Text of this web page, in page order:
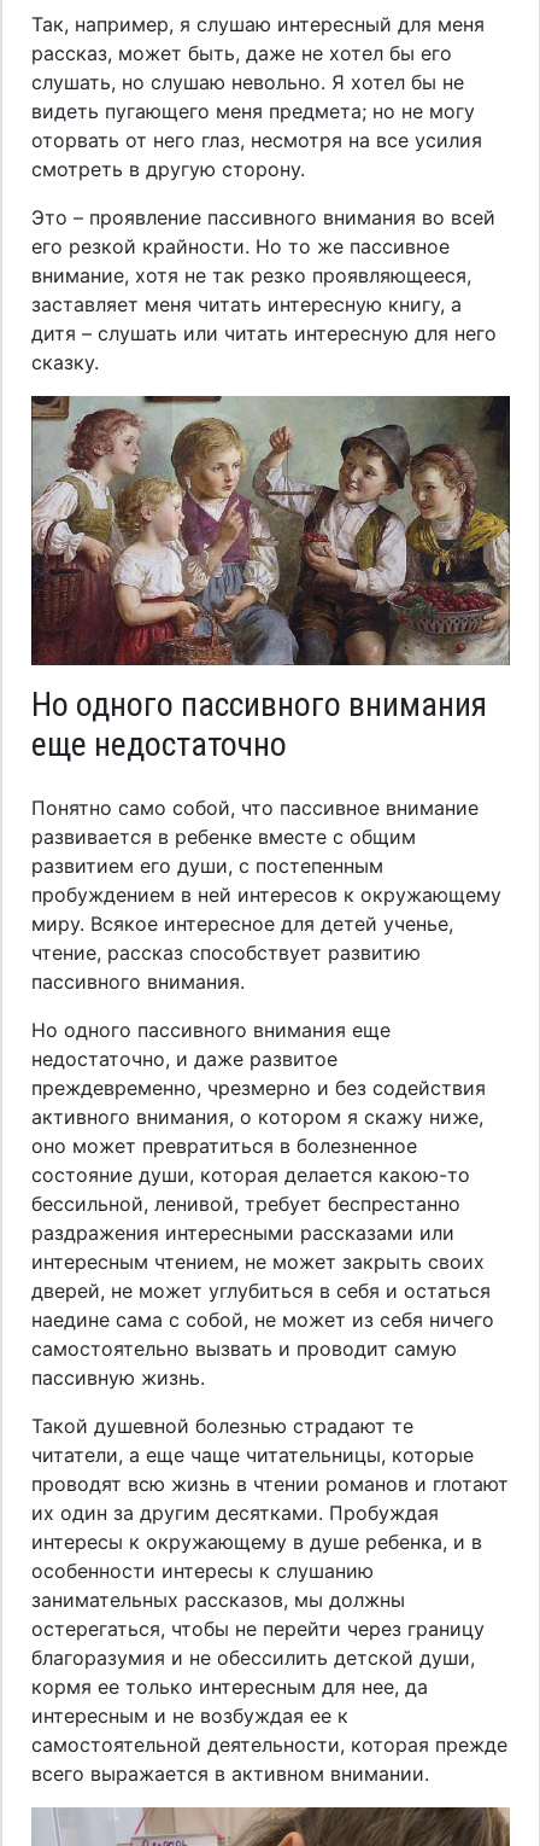
Так, например, я слушаю интересный для меня
рассказ, может быть, даже не хотел бы его
слушать, но слушаю невольно. Я хотел бы не
видеть пугающего меня предмета; но не могу
оторвать от него глаз, несмотря на все усилия
смотреть в другую сторону.
Это – проявление пассивного внимания во всей
его резкой крайности. Но то же пассивное
внимание, хотя не так резко проявляющееся,
заставляет меня читать интересную книгу, а
дитя – слушать или читать интересную для него
сказку.
Но одного пассивного внимания
еще недостаточно
Понятно само собой, что пассивное внимание
развивается в ребенке вместе с общим
развитием его души, с постепенным
пробуждением в ней интересов к окружающему
миру. Всякое интересное для детей ученье,
чтение, рассказ способствует развитию
пассивного внимания.
Но одного пассивного внимания еще
недостаточно, и даже развитое
преждевременно, чрезмерно и без содействия
активного внимания, о котором я скажу ниже,
оно может превратиться в болезненное
состояние души, которая делается какою-то
бессильной, ленивой, требует беспрестанно
раздражения интересными рассказами или
интересным чтением, не может закрыть своих
дверей, не может углубиться в себя и остаться
наедине сама с собой, не может из себя ничего
самостоятельно вызвать и проводит самую
пассивную жизнь.
Такой душевной болезнью страдают те
читатели, а еще чаще читательницы, которые
проводят всю жизнь в чтении романов и глотают
их один за другим десятками. Пробуждая
интересы к окружающему в душе ребенка, и в
особенности интересы к слушанию
занимательных рассказов, мы должны
остерегаться, чтобы не перейти через границу
благоразумия и не обессилить детской души,
кормя ее только интересным для нее, да
интересным и не возбуждая ее к
самостоятельной деятельности, которая прежде
всего выражается в активном внимании.